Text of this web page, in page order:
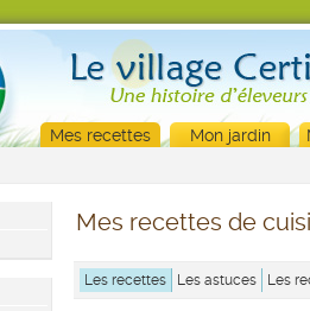
Mes recettes Mon jardin
Mes recettes de
Les recettes Les astuces Les